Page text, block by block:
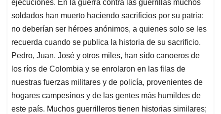
ejecuciones. En la guerra contra las guerrillas muchos
soldados han muerto haciendo sacrificios por su patria;
no deberían ser héroes anónimos, a quienes solo se les
recuerda cuando se publica la historia de su sacrificio.
Pedro, Juan, José y otros miles, han sido canoeros de
los ríos de Colombia y se enrolaron en las filas de
nuestras fuerzas militares y de policía, provenientes de
hogares campesinos y de las gentes más humildes de
este país. Muchos guerrilleros tienen historias similares;